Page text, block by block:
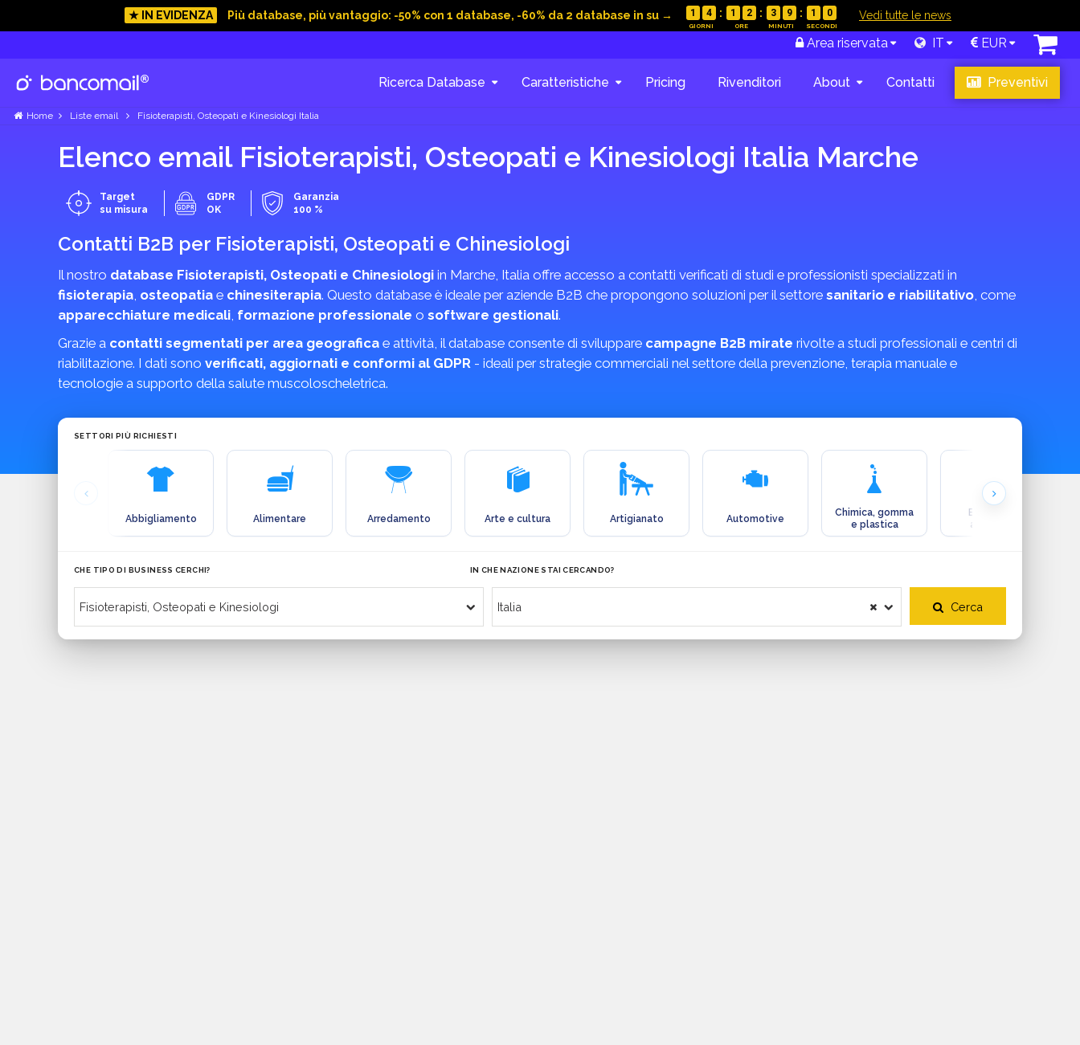
★ IN EVIDENZA Più database, più vantaggio: -50% con 1 database, -60% da 2 database in su → 1 4 1 2 3 9 0 9 Vedi tutte le news
Area riservata IT EUR
Ricerca Database Caratteristiche Pricing Rivenditori About Contatti Preventivi
Home Liste email Fisioterapisti, Osteopati e Kinesiologi Italia
Elenco email Fisioterapisti, Osteopati e Kinesiologi Italia Marche
Target
su misura
GDPR
OK
Garanzia
100 %
Contatti B2B per Fisioterapisti, Osteopati e Chinesiologi
Il nostro database Fisioterapisti, Osteopati e Chinesiologi in Marche, Italia offre accesso a contatti verificati di studi e professionisti specializzati in
fisioterapia, osteopatia e chinesiterapia. Questo database è ideale per aziende B2B che propongono soluzioni per il settore sanitario e riabilitativo, come
apparecchiature medicali, formazione professionale o software gestionali.
Grazie a contatti segmentati per area geografica e attività, il database consente di sviluppare campagne B2B mirate rivolte a studi professionali e centri di
riabilitazione. I dati sono verificati, aggiornati e conformi al GDPR - ideali per strategie commerciali nel settore della prevenzione, terapia manuale e
tecnologie a supporto della salute muscoloscheletrica.
SETTORI PIÙ RICHIESTI
Abbigliamento Alimentare Arredamento Arte e cultura Artigianato Automotive
Chimica, gomma
e plastica
Ecologia e
ambiente
CHE TIPO DI BUSINESS CERCHI? IN CHE NAZIONE STAI CERCANDO?
Cerca